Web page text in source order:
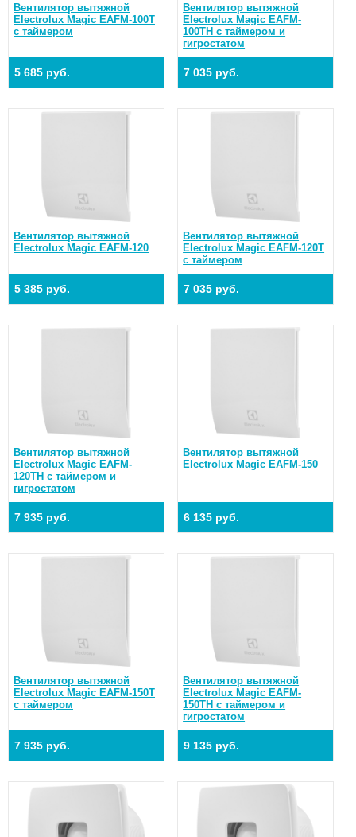
Вентилятор вытяжной
Electrolux Magic EAFM-100T
с таймером
5 685 руб.
Вентилятор вытяжной
Electrolux Magic EAFM-
100TH с таймером и
гигростатом
7 035 руб.
Вентилятор вытяжной
Electrolux Magic EAFM-120
5 385 руб.
Вентилятор вытяжной
Electrolux Magic EAFM-120T
с таймером
7 035 руб.
Вентилятор вытяжной
Electrolux Magic EAFM-
120TH с таймером и
гигростатом
7 935 руб.
Вентилятор вытяжной
Electrolux Magic EAFM-150
6 135 руб.
Вентилятор вытяжной
Electrolux Magic EAFM-150T
с таймером
7 935 руб.
Вентилятор вытяжной
Electrolux Magic EAFM-
150TH с таймером и
гигростатом
9 135 руб.